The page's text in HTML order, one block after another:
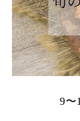
9〜